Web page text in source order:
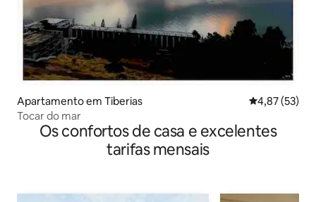
Apartamento em Tiberias Classificação
4,87 (53)
Tocar do mar
Os confortos de casa e excelentes
tarifas mensais